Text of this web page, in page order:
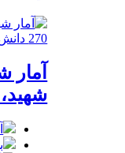
شهید، 517 زن و 270 دانش‌آموز